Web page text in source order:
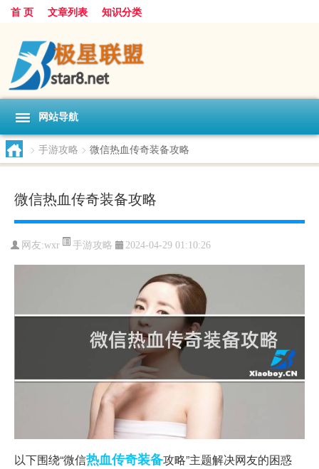
首 页 文章列表 知识分类
网站导航
> 手游攻略 > 微信热血传奇装备攻略
微信热血传奇装备攻略
网友:wxr 手游攻略 2024-04-29 01:10:26
以下围绕“微信热血传奇装备攻略”主题解决网友的困惑